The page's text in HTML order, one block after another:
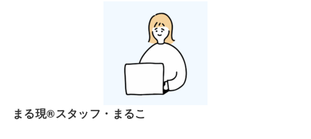
まる現®スタッフ・まるこ